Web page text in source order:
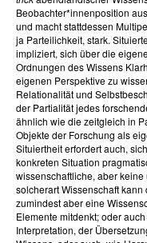
Beobachter*innenposition
und macht stattdessen
ja Parteilichkeit, stark.
impliziert, sich über die
Ordnungen des Wissens
eigenen Perspektive zu
Relationalität und
der Partialität jedes
ähnlich wie die zeitgleich in
Objekte der Forschung als
Situiertheit erfordert auch,
konkreten Situation
wissenschaftliche, aber
solcherart Wissenschaft
zumindest aber eine
Elemente mitdenkt; oder
Interpretation, der